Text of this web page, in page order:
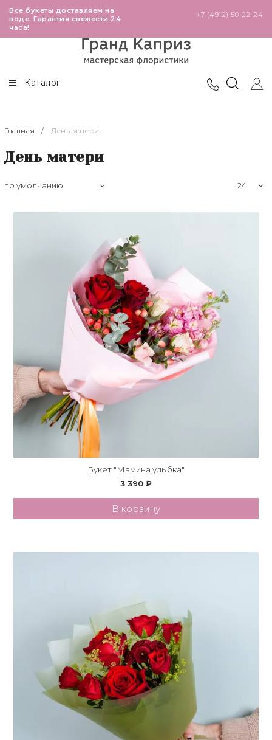
Все букеты доставляем на
воде. Гарантия свежести 24
часа!
+7 (4912) 50-22-24
Каталог
Главная / День матери
День матери
Букет "Мамина улыбка"
3 390 ₽
В корзину
В наличии в магазинах
Глобус
Черновицкая
Кустовые розы
Эквадорские розы 40-50 см
Кенийские розы 40 см